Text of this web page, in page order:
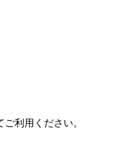
利用ください。